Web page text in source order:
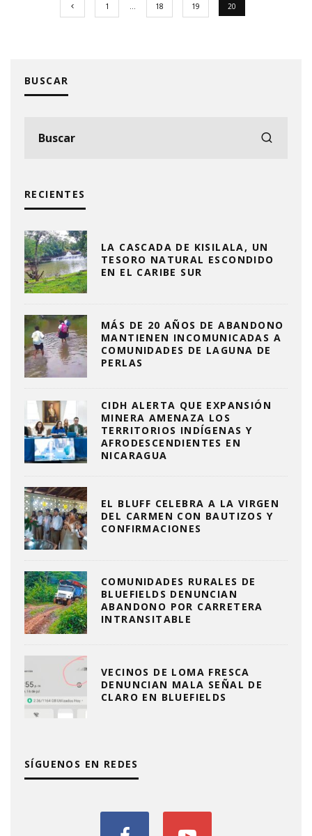
1 … 18 19 20
BUSCAR
RECIENTES
LA CASCADA DE KISILALA, UN
TESORO NATURAL ESCONDIDO
EN EL CARIBE SUR
MÁS DE 20 AÑOS DE ABANDONO
MANTIENEN INCOMUNICADAS A
COMUNIDADES DE LAGUNA DE
PERLAS
CIDH ALERTA QUE EXPANSIÓN
MINERA AMENAZA LOS
TERRITORIOS INDÍGENAS Y
AFRODESCENDIENTES EN
NICARAGUA
EL BLUFF CELEBRA A LA VIRGEN
DEL CARMEN CON BAUTIZOS Y
CONFIRMACIONES
COMUNIDADES RURALES DE
BLUEFIELDS DENUNCIAN
ABANDONO POR CARRETERA
INTRANSITABLE
VECINOS DE LOMA FRESCA
DENUNCIAN MALA SEÑAL DE
CLARO EN BLUEFIELDS
SÍGUENOS EN REDES